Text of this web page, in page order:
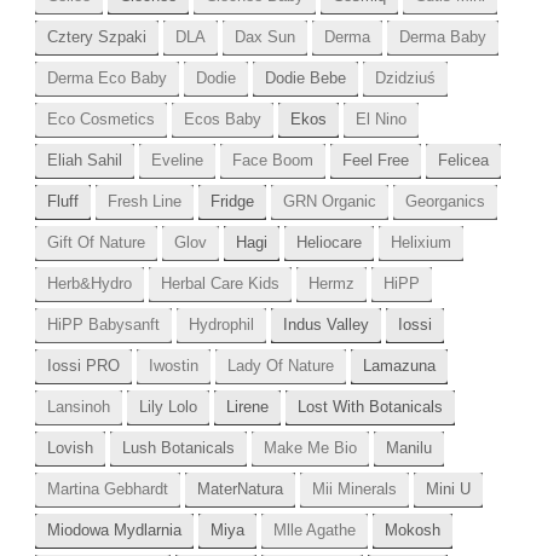
Cztery Szpaki DLA Dax Sun Derma Derma Baby
Derma Eco Baby Dodie Dodie Bebe Dzidziuś
Eco Cosmetics Ecos Baby Ekos El Nino
Eliah Sahil Eveline Face Boom Feel Free Felicea
Fluff Fresh Line Fridge GRN Organic Georganics
Gift Of Nature Glov Hagi Heliocare Helixium
Herb&Hydro Herbal Care Kids Hermz HiPP
HiPP Babysanft Hydrophil Indus Valley Iossi
Iossi PRO Iwostin Lady Of Nature Lamazuna
Lansinoh Lily Lolo Lirene Lost With Botanicals
Lovish Lush Botanicals Make Me Bio Manilu
Martina Gebhardt MaterNatura Mii Minerals Mini U
Miodowa Mydlarnia Miya Mlle Agathe Mokosh